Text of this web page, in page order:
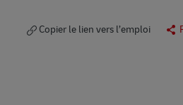
Copier le lien vers l’emploi